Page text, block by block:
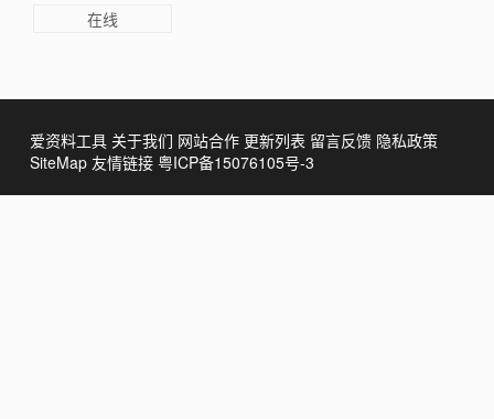
在线
爱资料工具 关于我们 网站合作 更新列表 留言反馈 隐私政策
SiteMap 友情链接 粤ICP备15076105号-3